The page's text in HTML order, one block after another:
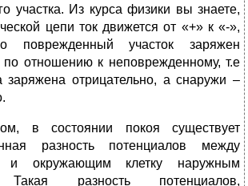
участка. Из курса физики вы знаете,
цепи ток движется от «+» к «-»,
поврежденный участок заряжен
по отношению к неповрежденному, т.е
заряжена отрицательно, а снаружи –
в состоянии покоя существует
разность потенциалов между
и окружающим клетку наружным
Такая разность потенциалов,